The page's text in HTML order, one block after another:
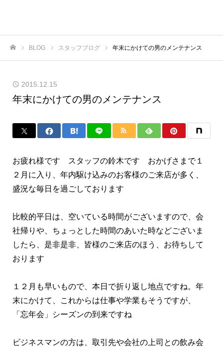
BLOG スタッフブログ 年末にかけての男のメンテナンス
2015.12.15
年末にかけての男のメンテナンス
お疲れ様です スタッフの鈴木です おかげさまで１
２月に入り、年内駆け込みのお客様のご来店が多く、
盛況な毎日を過ごしております
比較的平日は、空いている時間がございますので、会
社帰りや、ちょっとした時間のあいた時などございま
したら、是非是非、皆様のご来店のほう、お待ちして
おります
１２月も早いもので、本日で折り返し地点ですね。年
末にかけて、これからは仕事や学業もそうですが、
「忘年会」シーズンの到来ですね
ビジネスマンの方は、取引先や会社の上司との飲み会